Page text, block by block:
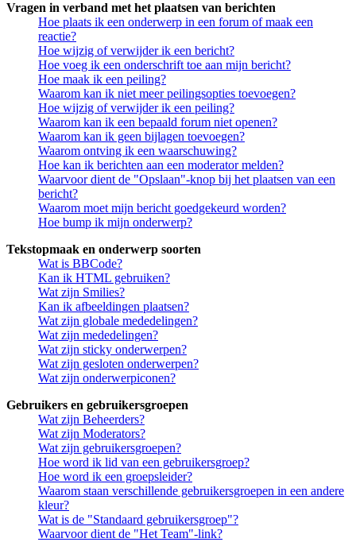
Vragen in verband met het plaatsen van berichten
Hoe plaats ik een onderwerp in een forum of maak een
reactie?
Hoe wijzig of verwijder ik een bericht?
Hoe voeg ik een onderschrift toe aan mijn bericht?
Hoe maak ik een peiling?
Waarom kan ik niet meer peilingsopties toevoegen?
Hoe wijzig of verwijder ik een peiling?
Waarom kan ik een bepaald forum niet openen?
Waarom kan ik geen bijlagen toevoegen?
Waarom ontving ik een waarschuwing?
Hoe kan ik berichten aan een moderator melden?
Waarvoor dient de "Opslaan"-knop bij het plaatsen van een
bericht?
Waarom moet mijn bericht goedgekeurd worden?
Hoe bump ik mijn onderwerp?
Tekstopmaak en onderwerp soorten
Wat is BBCode?
Kan ik HTML gebruiken?
Wat zijn Smilies?
Kan ik afbeeldingen plaatsen?
Wat zijn globale mededelingen?
Wat zijn mededelingen?
Wat zijn sticky onderwerpen?
Wat zijn gesloten onderwerpen?
Wat zijn onderwerpiconen?
Gebruikers en gebruikersgroepen
Wat zijn Beheerders?
Wat zijn Moderators?
Wat zijn gebruikersgroepen?
Hoe word ik lid van een gebruikersgroep?
Hoe word ik een groepsleider?
Waarom staan verschillende gebruikersgroepen in een andere
kleur?
Wat is de "Standaard gebruikersgroep"?
Waarvoor dient de "Het Team"-link?